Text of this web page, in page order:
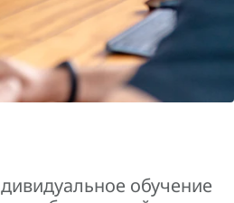
обучение